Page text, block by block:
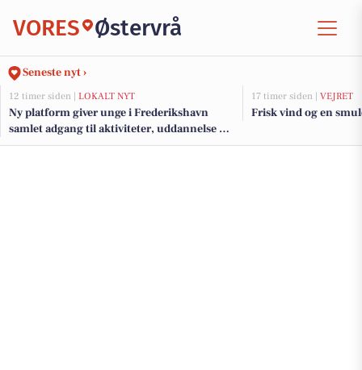
VORES Østervrå
Seneste nyt ›
12 timer siden | LOKALT NYT
Ny platform giver unge i Frederikshavn
samlet adgang til aktiviteter, uddannelse og
jobs
17 timer siden | VEJRET
Frisk vind og en